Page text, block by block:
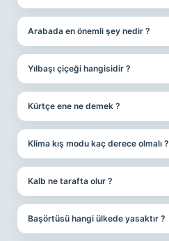
Arabada en önemli şey nedir ?
Yılbaşı çiçeği hangisidir ?
Kürtçe ene ne demek ?
Klima kış modu kaç derece olmalı ?
Kalb ne tarafta olur ?
Başörtüsü hangi ülkede yasaktır ?